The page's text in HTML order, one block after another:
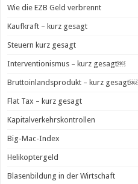
Wie die EZB Geld verbrennt
Kaufkraft – kurz gesagt
Steuern kurz gesagt
Interventionismus – kurz gesagt￼
Bruttoinlandsprodukt – kurz gesagt￼
Flat Tax – kurz gesagt
Kapitalverkehrskontrollen
Big-Mac-Index
Helikoptergeld
Blasenbildung in der Wirtschaft